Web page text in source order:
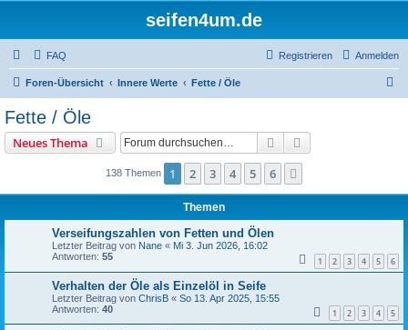
seifen4um.de
FAQ Anmelden
Registrieren
Foren-Übersicht Innere Werte Fette / Öle
Fette / Öle
Neues Thema Suche
138 Themen 1 2 3 4 5 6
Themen
Verseifungszahlen von Fetten und Ölen
Letzter Beitrag von Nane « Mi 3. Jun 2026, 16:02
Antworten: 55 1 2 3 4 5 6
Verhalten der Öle als Einzelöl in Seife
Letzter Beitrag von ChrisB « So 13. Apr 2025, 15:55
Antworten: 40 1 2 3 4 5